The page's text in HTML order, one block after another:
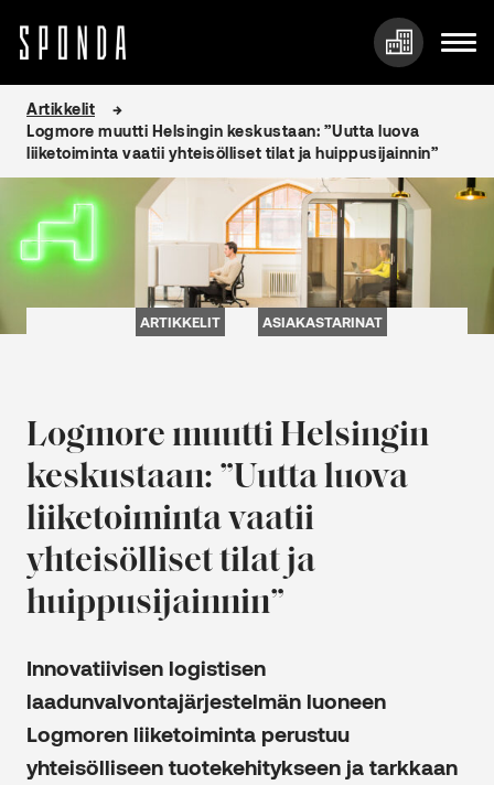
sisältöön
Artikkelit
Logmore muutti Helsingin keskustaan: ”Uutta luova
liiketoiminta vaatii yhteisölliset tilat ja huippusijainnin”
ARTIKKELIT ASIAKASTARINAT
Logmore muutti Helsingin
keskustaan: ”Uutta luova
liiketoiminta vaatii
yhteisölliset tilat ja
huippusijainnin”
Innovatiivisen logistisen
laadunvalvontajärjestelmän luoneen
Logmoren liiketoiminta perustuu
yhteisölliseen tuotekehitykseen ja tarkkaan